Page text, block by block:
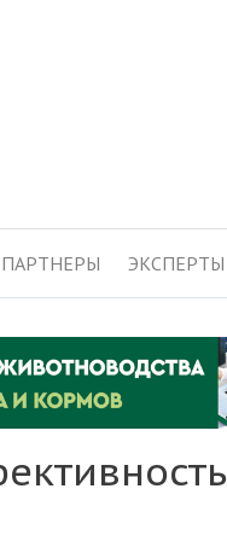
ПАРТНЕРЫ ЭКСПЕРТЫ